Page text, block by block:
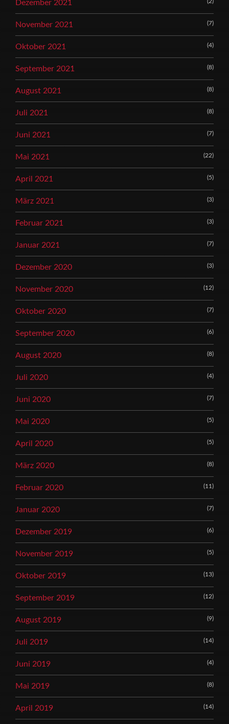
Dezember 2021
November 2021 (7)
Oktober 2021 (4)
September 2021 (8)
August 2021 (8)
Juli 2021 (8)
Juni 2021 (7)
Mai 2021 (22)
April 2021 (5)
März 2021 (3)
Februar 2021 (3)
Januar 2021 (7)
Dezember 2020 (3)
November 2020 (12)
Oktober 2020 (7)
September 2020 (6)
August 2020 (8)
Juli 2020 (4)
Juni 2020 (7)
Mai 2020 (5)
April 2020 (5)
März 2020 (8)
Februar 2020 (11)
Januar 2020 (7)
Dezember 2019 (6)
November 2019 (5)
Oktober 2019 (13)
September 2019 (12)
August 2019 (9)
Juli 2019 (14)
Juni 2019 (4)
Mai 2019 (8)
April 2019 (14)